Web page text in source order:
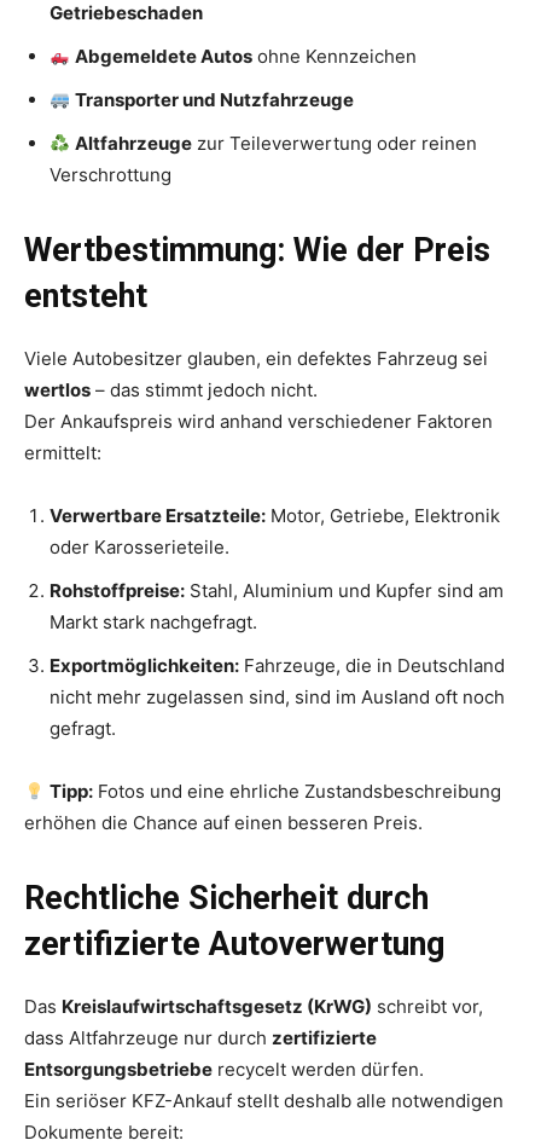
Getriebeschaden
Abgemeldete Autos ohne Kennzeichen
Transporter und Nutzfahrzeuge
Altfahrzeuge zur Teileverwertung oder reinen
Verschrottung
Wertbestimmung: Wie der Preis
entsteht
Viele Autobesitzer glauben, ein defektes Fahrzeug sei
wertlos – das stimmt jedoch nicht.
Der Ankaufspreis wird anhand verschiedener Faktoren
ermittelt:
Verwertbare Ersatzteile: Motor, Getriebe, Elektronik
oder Karosserieteile.
Rohstoffpreise: Stahl, Aluminium und Kupfer sind am
Markt stark nachgefragt.
Exportmöglichkeiten: Fahrzeuge, die in Deutschland
nicht mehr zugelassen sind, sind im Ausland oft noch
gefragt.
Tipp: Fotos und eine ehrliche Zustandsbeschreibung
erhöhen die Chance auf einen besseren Preis.
Rechtliche Sicherheit durch
zertifizierte Autoverwertung
Das Kreislaufwirtschaftsgesetz (KrWG) schreibt vor,
dass Altfahrzeuge nur durch zertifizierte
Entsorgungsbetriebe recycelt werden dürfen.
Ein seriöser KFZ-Ankauf stellt deshalb alle notwendigen
Dokumente bereit: